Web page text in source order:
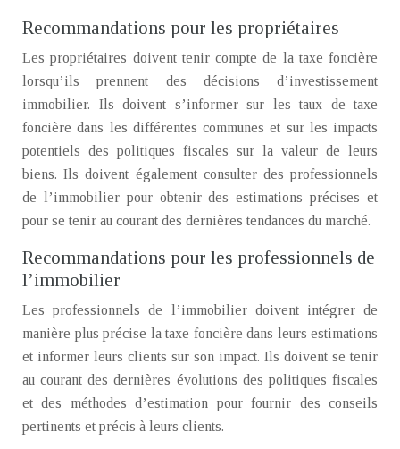
Recommandations pour les propriétaires
Les propriétaires doivent tenir compte de la taxe foncière
lorsqu’ils prennent des décisions d’investissement
immobilier. Ils doivent s’informer sur les taux de taxe
foncière dans les différentes communes et sur les impacts
potentiels des politiques fiscales sur la valeur de leurs
biens. Ils doivent également consulter des professionnels
de l’immobilier pour obtenir des estimations précises et
pour se tenir au courant des dernières tendances du marché.
Recommandations pour les professionnels de
l’immobilier
Les professionnels de l’immobilier doivent intégrer de
manière plus précise la taxe foncière dans leurs estimations
et informer leurs clients sur son impact. Ils doivent se tenir
au courant des dernières évolutions des politiques fiscales
et des méthodes d’estimation pour fournir des conseils
pertinents et précis à leurs clients.